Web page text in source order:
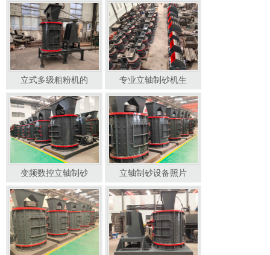
立式多级粗粉机的 专业立轴制砂机生
变频数控立轴制砂 立轴制砂设备照片